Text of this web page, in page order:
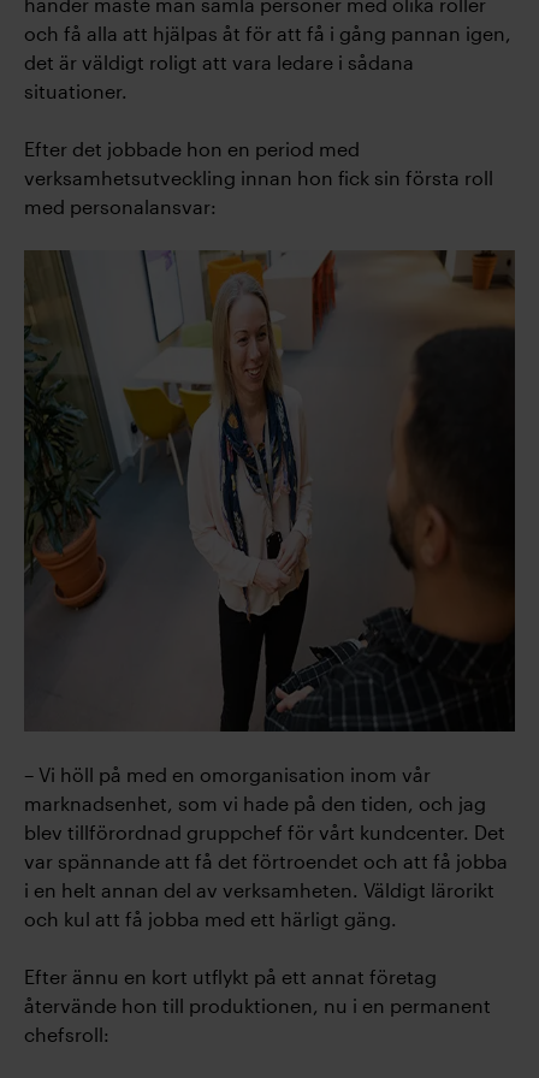
och få alla att hjälpas åt för att få i gång pannan igen,
det är väldigt roligt att vara ledare i sådana
situationer.
Efter det jobbade hon en period med
verksamhetsutveckling innan hon fick sin första roll
med personalansvar:
– Vi höll på med en omorganisation inom vår
marknadsenhet, som vi hade på den tiden, och jag
blev tillförordnad gruppchef för vårt kundcenter. Det
var spännande att få det förtroendet och att få jobba
i en helt annan del av verksamheten. Väldigt lärorikt
och kul att få jobba med ett härligt gäng.
Efter ännu en kort utflykt på ett annat företag
återvände hon till produktionen, nu i en permanent
chefsroll: